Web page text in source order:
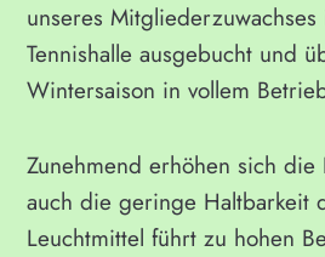
unseres Mitgliederzuwachses
Tennishalle ausgebucht und
Wintersaison in vollem
Zunehmend erhöhen sich die
auch die geringe Haltbarkeit
Leuchtmittel führt zu hohen